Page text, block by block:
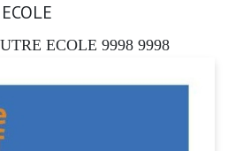
ECOLE 9998 9998